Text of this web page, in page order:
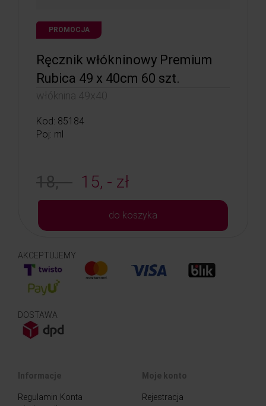
PROMOCJA
Ręcznik włókninowy Premium
Rubica 49 x 40cm 60 szt.
włóknina 49x40
Kod: 85184
Poj: ml
18, - 15, - zł
do koszyka
AKCEPTUJEMY
DOSTAWA
Informacje
Regulamin Konta
Moje konto
Rejestracja